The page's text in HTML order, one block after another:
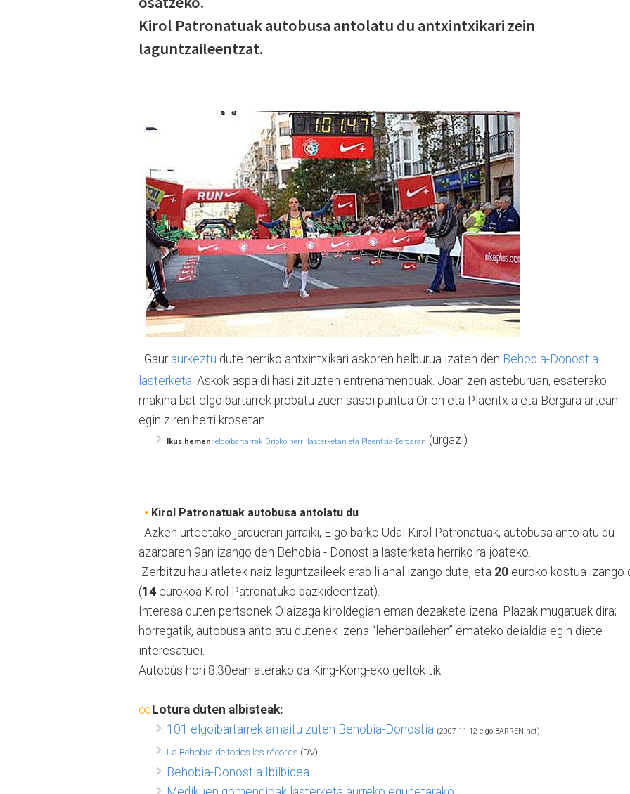
Kirol Patronatuak autobusa antolatu du antxintxikari zein
laguntzaileentzat.
Gaur aurkeztu dute herriko antxintxikari askoren helburua izaten den Behobia-Donostia
lasterketa . Askok aspaldi hasi zituzten entrenamenduak. Joan zen asteburuan, esaterako
makina bat elgoibartarrek probatu zuen sasoi puntua Orion eta Plaentxia eta Bergara artean
egin ziren herri krosetan.
Ikus hemen: elgoibartarrak Orioko herri lasterketan eta Plaentxia-Bergaran (urgazi)
• Kirol Patronatuak autobusa antolatu du
Azken urteetako jarduerari jarraiki, Elgoibarko Udal Kirol Patronatuak, autobusa antolatu du
azaroaren 9an izango den Behobia - Donostia lasterketa herrikoira joateko.
Zerbitzu hau atletek naiz laguntzaileek erabili ahal izango dute, eta 20 euroko kostua izango
(14 eurokoa Kirol Patronatuko bazkideentzat).
Interesa duten pertsonek Olaizaga kiroldegian eman dezakete izena. Plazak mugatuak dira;
horregatik, autobusa antolatu dutenek izena “lehenbailehen” emateko deialdia egin diete
interesatuei.
Autobús hori 8.30ean aterako da King-Kong-eko geltokitik.
∞Lotura duten albisteak:
101 elgoibartarrek amaitu zuten Behobia-Donostia (2007-11-12 elgoiBARREN.net)
La Behobia de todos los récords (DV)
Behobia-Donostia Ibilbidea